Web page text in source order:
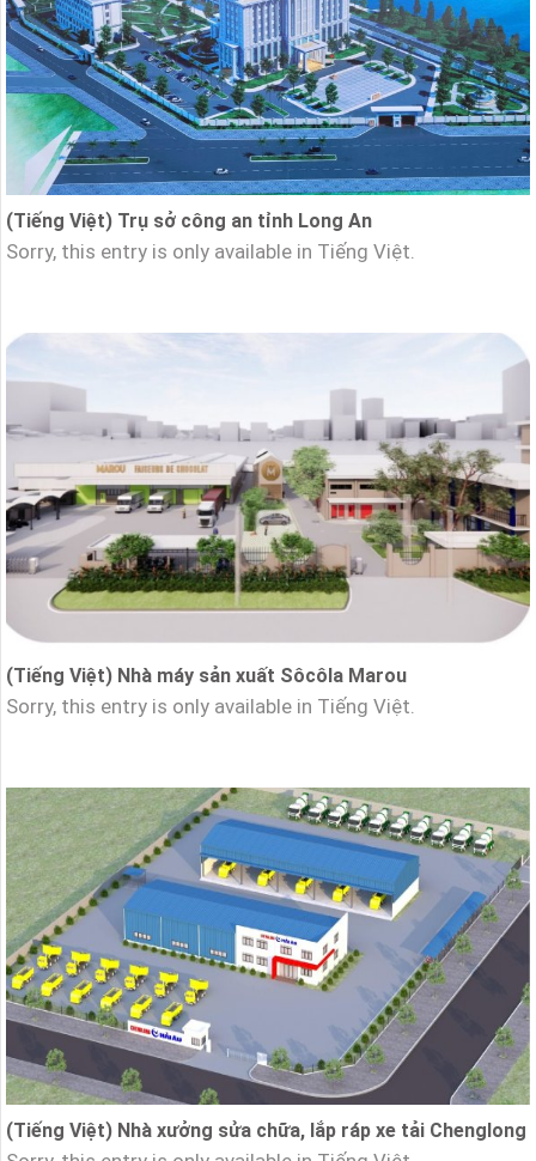
(Tiếng Việt) Trụ sở công an tỉnh Long An
Sorry, this entry is only available in Tiếng Việt.
(Tiếng Việt) Nhà máy sản xuất Sôcôla Marou
Sorry, this entry is only available in Tiếng Việt.
(Tiếng Việt) Nhà xưởng sửa chữa, lắp ráp xe tải Chenglong